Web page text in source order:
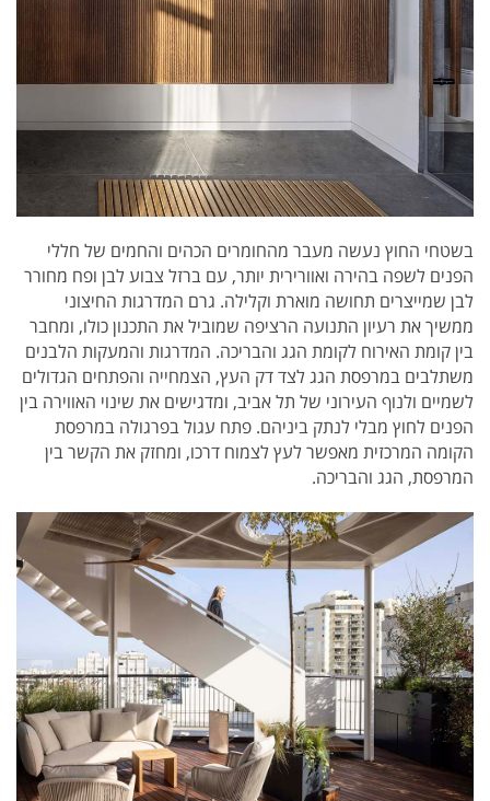
בשטחי החוץ נעשה מעבר מהחומרים הכהים והחמים של חללי
הפנים לשפה בהירה ואוורירית יותר, עם ברזל צבוע לבן ופח מחורר
לבן שמייצרים תחושה מוארת וקלילה. גרם המדרגות החיצוני
ממשיך את רעיון התנועה הרציפה שמוביל את התכנון כולו, ומחבר
בין קומת האירוח לקומת הגג והבריכה. המדרגות והמעקות הלבנים
משתלבים במרפסת הגג לצד דק העץ, הצמחייה והפתחים הגדולים
לשמיים ולנוף העירוני של תל אביב, ומדגישים את שינוי האווירה בין
הפנים לחוץ מבלי לנתק ביניהם. פתח עגול בפרגולה במרפסת
הקומה המרכזית מאפשר לעץ לצמוח דרכו, ומחזק את הקשר בין
המרפסת, הגג והבריכה.